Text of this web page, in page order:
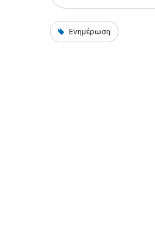
Ενημέρωση